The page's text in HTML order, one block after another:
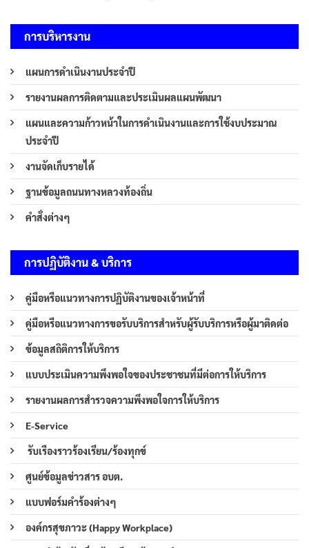
การบริหารงาน
แผนการดำเนินงานประจำปี
รายงานผลการติดตามและประเมินผลแผนพัฒนา
แผนและความก้าวหน้าในการดำเนินงานและการใช้งบประมาณ
ประจำปี
งานจัดเก็บรายได้
ฐานข้อมูลถนนทางหลวงท้องถิ่น
คำสั่งต่างๆ
การปฏิบัติงาน & บริการ
คู่มือหรือแนวทางการปฏิบัติงานของเจ้าหน้าที่
คู่มือหรือแนวทางการขอรับบริการสำหรับผู้รับบริการหรือผู้มาติดต่อ
ข้อมูลสถิติการให้บริการ
แบบประเมินความพึงพอใจของประชาชนที่มีต่อการให้บริการ
รายงานผลการสำรวจความพึงพอใจการให้บริการ
E-Service
รับเรืองราวร้องเรียน/ร้องทุกข์
ศูนย์ข้อมูลข่าวสาร อบต.
แบบฟอร์มคำร้องต่างๆ
องค์กรสุขภาวะ (Happy Workplace)